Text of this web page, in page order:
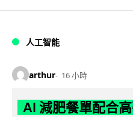
人工智能
arthur 16 小時
AI 減肥餐單配合